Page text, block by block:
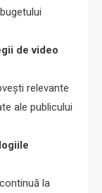
de video
relevante
ale publicului
la